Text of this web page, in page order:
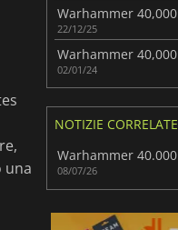
una
22/12/25
02/01/24
NOTIZIE CORRELATE
08/07/26